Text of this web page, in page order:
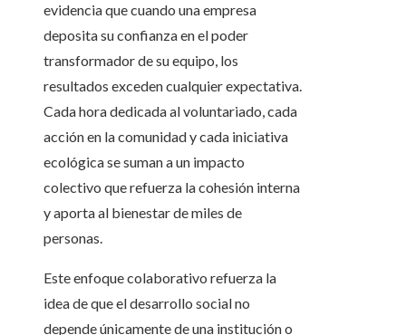
evidencia que cuando una empresa
deposita su confianza en el poder
transformador de su equipo, los
resultados exceden cualquier expectativa.
Cada hora dedicada al voluntariado, cada
acción en la comunidad y cada iniciativa
ecológica se suman a un impacto
colectivo que refuerza la cohesión interna
y aporta al bienestar de miles de
personas.
Este enfoque colaborativo refuerza la
idea de que el desarrollo social no
depende únicamente de una institución o